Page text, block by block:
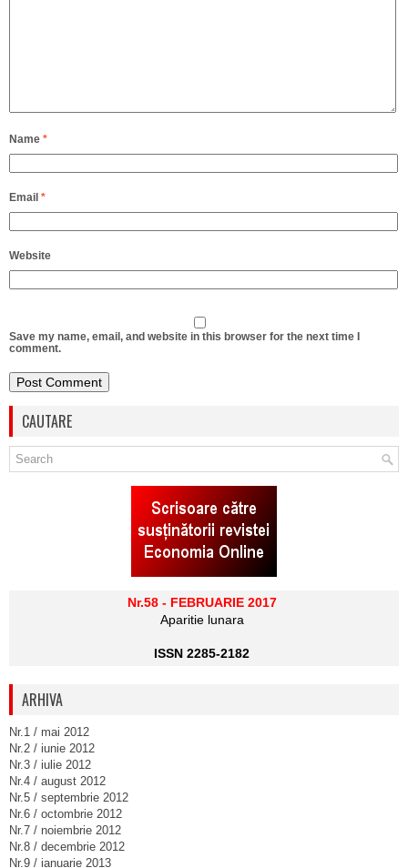
Name *
Email *
Website
Save my name, email, and website in this browser for the next time I
comment.
CAUTARE
Nr.58 - FEBRUARIE 2017
Aparitie lunara
ISSN 2285-2182
ARHIVA
Nr.1 / mai 2012
Nr.2 / iunie 2012
Nr.3 / iulie 2012
Nr.4 / august 2012
Nr.5 / septembrie 2012
Nr.6 / octombrie 2012
Nr.7 / noiembrie 2012
Nr.8 / decembrie 2012
Nr.9 / ianuarie 2013